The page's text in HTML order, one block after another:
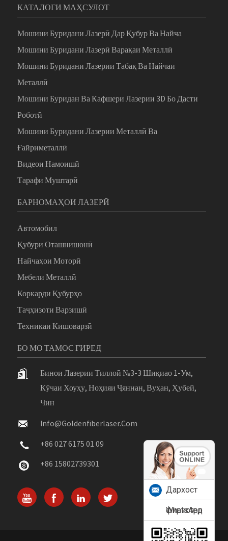
КАТАЛОГИ МАҲСУЛОТ
Мошини Буридани Лазерӣ Дар Қубур Ва Найча
Мошини Буридани Лазерӣ Варақаи Металлӣ
Мошини Буридани Лазерии Табақ Ва Найчаи
Металлӣ
Мошини Буридан Ва Кафшери Лазерии 3D Бо Дасти
Роботӣ
Мошини Буридани Лазерии Металлӣ Ва
Ғайриметаллӣ
Видеои Намоишӣ
Тарафи Муштарӣ
БАРНОМАҲОИ ЛАЗЕРӢ
Автомобил
Қубури Оташнишонӣ
Найчаҳои Моторӣ
Мебели Металлӣ
Коркарди Қубурҳо
Таҷҳизоти Варзишӣ
Техникаи Кишоварзӣ
БО МО ТАМОС ГИРЕД
Бинои Лазерии Тиллоӣ №3-3 Шиқиао 1-Ум,
Кӯчаи Хоуҳу, Ноҳияи Ҷяннан, Вуҳан, Ҳубей,
Чин
Info@goldenfiberlaser.com
+86 027 6175 01 09
+86 15802739301
Дархост
фиристед
WhatsApp